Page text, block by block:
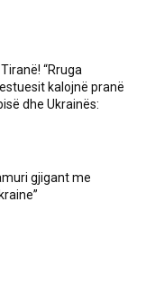
“Rruga
kalojnë pranë
dhe Ukrainës:
gjigant me